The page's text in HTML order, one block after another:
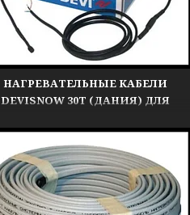
НАГРЕВАТЕЛЬНЫЕ КАБЕЛИ
DEVISNOW 30T (ДАНИЯ) ДЛЯ
ВОДОСТОКОВ